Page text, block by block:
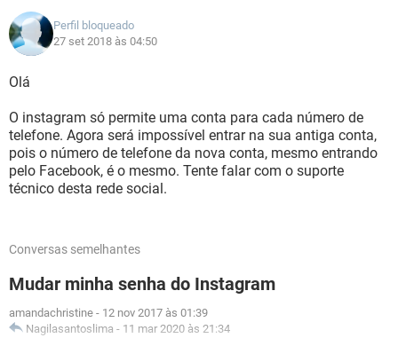
Perfil bloqueado
27 set 2018 às 04:50
Olá
O instagram só permite uma conta para cada número de
telefone. Agora será impossível entrar na sua antiga conta,
pois o número de telefone da nova conta, mesmo entrando
pelo Facebook, é o mesmo. Tente falar com o suporte
técnico desta rede social.
Conversas semelhantes
Mudar minha senha do Instagram
amandachristine - 12 nov 2017 às 01:39
Nagilasantoslima - 11 mar 2020 às 21:34